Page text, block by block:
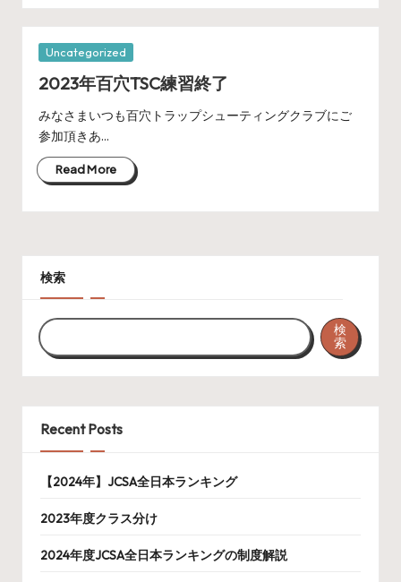
Posted
Uncategorized
2023年百穴TSC練習終了
みなさまいつも百穴トラップシューティングクラブにご
参加頂きあ…
Read More
検索
検
索
Recent Posts
【2024年】JCSA全日本ランキング
2023年度クラス分け
2024年度JCSA全日本ランキングの制度解説